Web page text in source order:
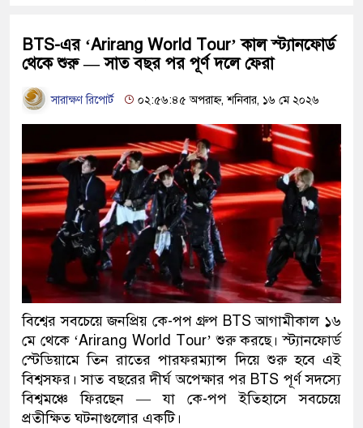
BTS-এর ‘Arirang World Tour’ কাল স্ট্যানফোর্ড
থেকে শুরু — সাত বছর পর পূর্ণ দলে ফেরা
সারাক্ষণ রিপোর্ট ০২:৫৬:৪৫ অপরাহ্ন, শনিবার, ১৬ মে ২০২৬
বিশ্বের সবচেয়ে জনপ্রিয় কে-পপ গ্রুপ BTS আগামীকাল ১৬
মে থেকে ‘Arirang World Tour’ শুরু করছে। স্ট্যানফোর্ড
স্টেডিয়ামে তিন রাতের পারফরম্যান্স দিয়ে শুরু হবে এই
বিশ্বসফর। সাত বছরের দীর্ঘ অপেক্ষার পর BTS পূর্ণ সদস্যে
বিশ্বমঞ্চে ফিরছেন — যা কে-পপ ইতিহাসে সবচেয়ে
প্রতীক্ষিত ঘটনাগুলোর একটি।